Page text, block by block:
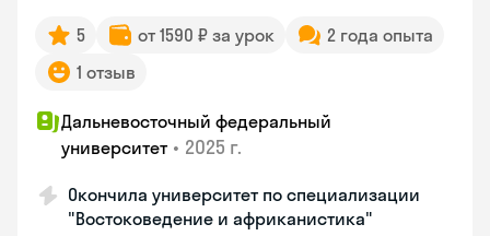
5 от 1590 ₽ за урок
2 года опыта
1 отзыв
Дальневосточный федеральный
университет • 2025 г.
Окончила университет по специализации
"Востоковедение и африканистика"